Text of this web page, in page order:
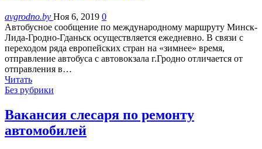
avgrodno.by Ноя 6, 2019 0
Автобусное сообщение по международному маршруту Минск-
Лида-Гродно-Гданьск осуществляется ежедневно. В связи с
переходом ряда европейских стран на «зимнее» время,
отправление автобуса с автовокзала г.Гродно отличается от
отправления в…
Читать
Без рубрики
Вакансия слесаря по ремонту
автомобилей